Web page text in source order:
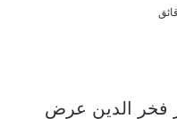
فخر الدين عرض